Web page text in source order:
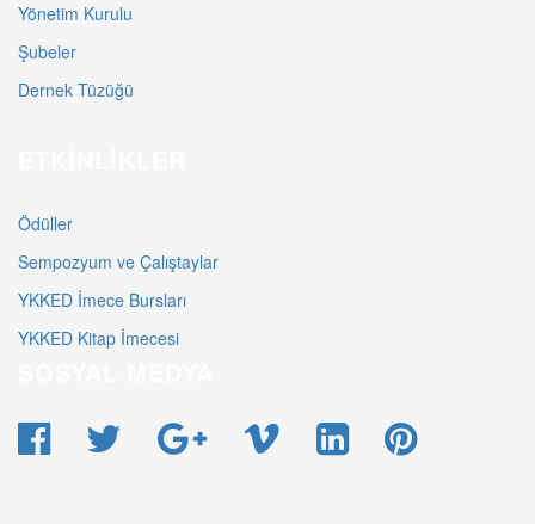
Yönetim Kurulu
Şubeler
Dernek Tüzüğü
Ödüller
Sempozyum ve Çalıştaylar
YKKED İmece Bursları
YKKED Kitap İmecesi